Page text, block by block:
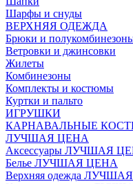
Шарфы и снуды
ВЕРХНЯЯ ОДЕЖДА
Брюки и
Ветровки и джинсовки
Жилеты
Комбинезоны
Комплекты и костюмы
Куртки и пальто
ИГРУШКИ
КАРНАВАЛЬНЫЕ
ЛУЧШАЯ ЦЕНА
Аксессуары ЛУЧШАЯ
Белье ЛУЧШАЯ ЦЕНА
Верхняя одежда